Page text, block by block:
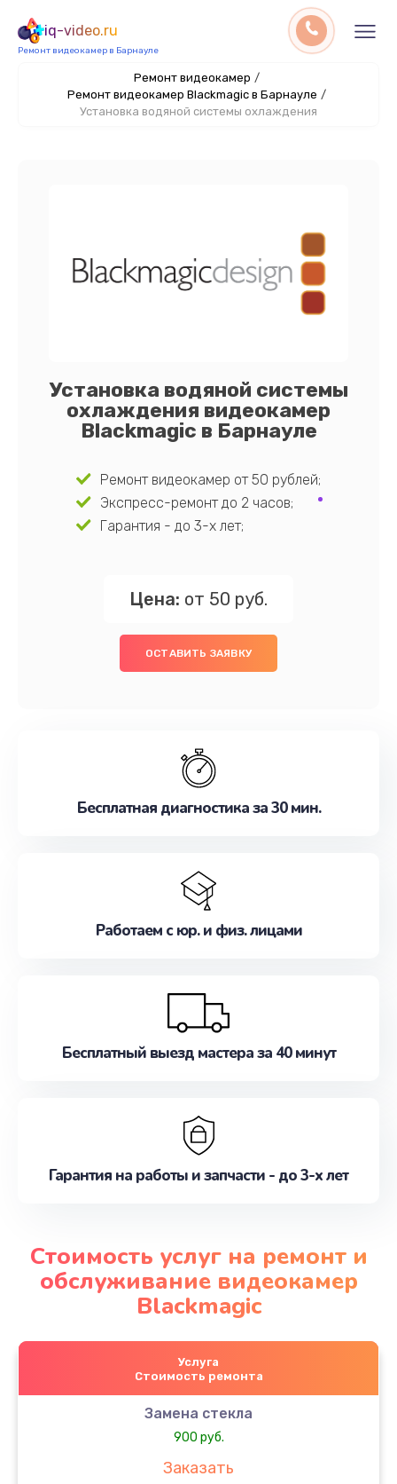
iq-video.ru
Ремонт видеокамер в Барнауле
Ремонт видеокамер /
Ремонт видеокамер Blackmagic в Барнауле /
Установка водяной системы охлаждения
Установка водяной системы
охлаждения видеокамер
Blackmagic в Барнауле
Ремонт видеокамер от 50 рублей;
Экспресс-ремонт до 2 часов;
Гарантия - до 3-х лет;
Цена: от 50 руб.
ОСТАВИТЬ ЗАЯВКУ
Бесплатная диагностика за 30 мин.
Работаем с юр. и физ. лицами
Бесплатный выезд мастера за 40 минут
Гарантия на работы и запчасти - до 3-х лет
Стоимость услуг на ремонт и
обслуживание видеокамер
Blackmagic
Услуга
Стоимость ремонта
Замена стекла
900 руб.
Заказать